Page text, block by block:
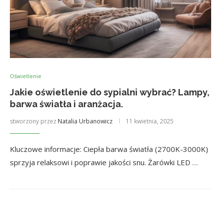
Oświetlenie
Jakie oświetlenie do sypialni wybrać? Lampy,
barwa światła i aranżacja.
stworzony przez Natalia Urbanowicz 11 kwietnia, 2025
Kluczowe informacje: Ciepła barwa światła (2700K-3000K)
sprzyja relaksowi i poprawie jakości snu. Żarówki LED …